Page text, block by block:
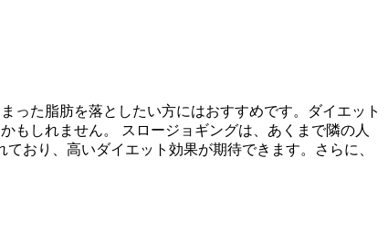
った脂肪を落としたい方にはおすすめです。ダイエット
もしれません。 スロージョギングは、あくまで隣の人
おり、高いダイエット効果が期待できます。さらに、